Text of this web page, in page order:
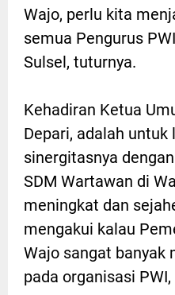
Wajo, perlu kita
semua Pengurus
Sulsel, tuturnya.
Kehadiran Ketua
Depari, adalah
sinergitasnya
SDM Wartawan di
meningkat dan
mengakui kalau
Wajo sangat banyak
pada organisasi